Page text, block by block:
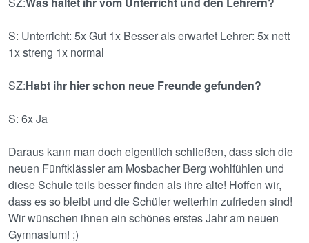
S: Unterricht: 5x Gut 1x Besser als erwartet Lehrer: 5x nett
1x streng 1x normal
SZ:Habt ihr hier schon neue Freunde gefunden?
S: 6x Ja
Daraus kann man doch eigentlich schließen, dass sich die
neuen Fünftklässler am Mosbacher Berg wohlfühlen und
diese Schule teils besser finden als ihre alte! Hoffen wir,
dass es so bleibt und die Schüler weiterhin zufrieden sind!
Wir wünschen ihnen ein schönes erstes Jahr am neuen
Gymnasium! ;)